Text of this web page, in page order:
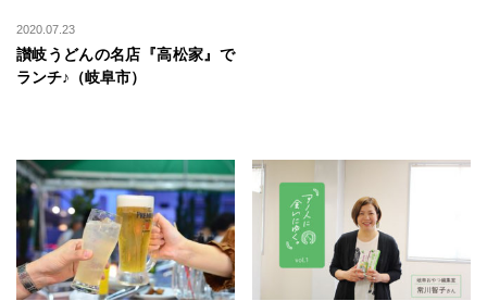
2020.07.23
讃岐うどんの名店『高松家』で
ランチ♪（岐阜市）